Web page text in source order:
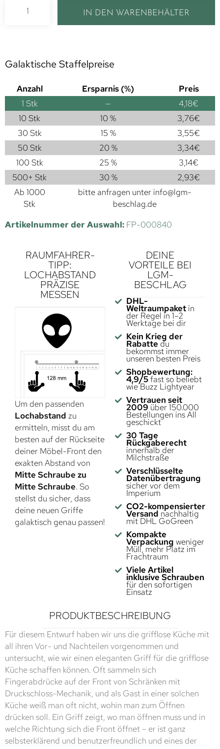
IN DEN WARENBEHÄLTER
Galaktische Staffelpreise
Anzahl Ersparnis (%)
Preis
1 Stk — 4,18€
10 Stk
10 % 3,76€
30 Stk
15 % 3,55€
50 Stk
20 % 3,34€
100 Stk
25 % 3,14€
500+ Stk
30 % 2,93€
Ab 1000
Stk
bitte anfragen unter info@lgm-
beschlag.de
Artikelnummer der Auswahl: FP-000840
RAUMFAHRER-
TIPP:
LOCHABSTAND
PRÄZISE
MESSEN
Um den passenden
Lochabstand zu
ermitteln, misst du am
besten auf der Rückseite
deiner Möbel-Front den
exakten Abstand von
Mitte Schraube zu
Mitte Schraube. So
stellst du sicher, dass
deine neuen Griffe
galaktisch genau passen!
DEINE
VORTEILE BEI
LGM-
BESCHLAG
DHL-
Weltraumpaketin
der Regel in 1–2
Werktage bei dir
Kein Krieg der
Rabatte du
bekommst immer
unseren besten Preis
Shopbewertung:
4,9/5fast so beliebt
wie Buzz Lightyear
Vertrauen seit
2009 über 150.000
Bestellungen ins All
geschickt
30 Tage
Rückgaberecht
innerhalb der
Milchstraße
Verschlüsselte
Datenübertragung
sicher vor dem
Imperium
CO2-kompensierter
Versand nachhaltig
mit DHL GoGreen
Kompakte
Verpackung weniger
Müll, mehr Platz im
Frachtraum
Viele Artikel
inklusive Schrauben
für den sofortigen
Einsatz
PRODUKTBESCHREIBUNG
Für diesem Entwurf haben wir uns die grifflose Küche mit
all ihren Vor- und Nachteilen vorgenommen und
untersucht, wie wir einen eleganten Griff für die grifflose
Küche schaffen können. Oft sammeln sich
Fingerabdrücke auf der Front von Schränken mit
Druckschloss-Mechanik, und als Gast in einer solchen
Küche weiß man oft nicht, wohin man zum Öffnen
drücken soll. Ein Griff zeigt, wo man öffnen muss und in
welche Richtung sich die Front öffnet – er ist ganz
selbsterklärend und benutzerfreundlich und eines der